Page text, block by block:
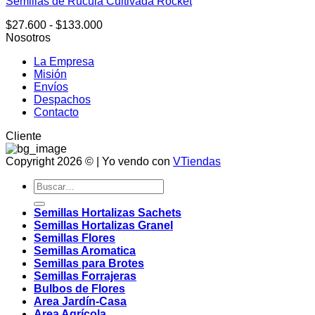
variantes.
opciones
se
elegir
página
producto
$27.600 - $133.000Rango
Nosotros
La Empresa
Misión
Envíos
Despachos
Contacto
Cliente
Copyright 2026 © | Yo vendo con VTiendas
Buscar
por:
Semillas Hortalizas Sachets
Semillas Hortalizas Granel
Semillas Flores
Semillas Aromatica
Semillas para Brotes
Semillas Forrajeras
Bulbos de Flores
Area Jardín-Casa